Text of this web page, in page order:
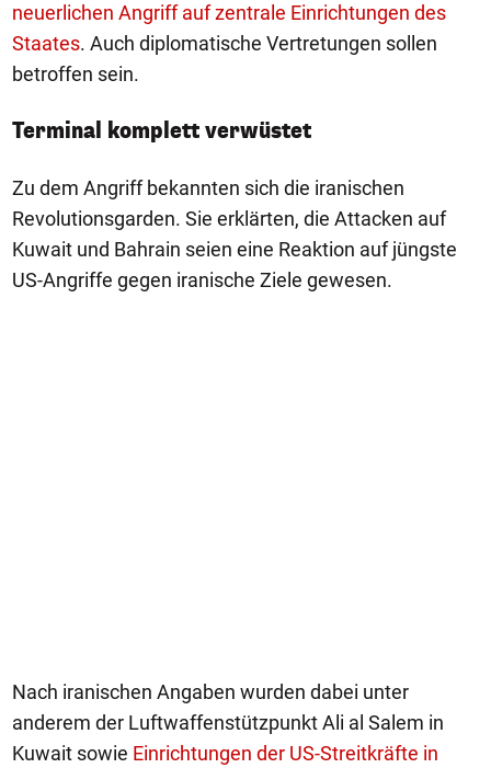
neuerlichen Angriff auf zentrale Einrichtungen des
Staates. Auch diplomatische Vertretungen sollen
betroffen sein.
Terminal komplett verwüstet
Zu dem Angriff bekannten sich die iranischen
Revolutionsgarden. Sie erklärten, die Attacken auf
Kuwait und Bahrain seien eine Reaktion auf jüngste
US-Angriffe gegen iranische Ziele gewesen.
Nach iranischen Angaben wurden dabei unter
anderem der Luftwaffenstützpunkt Ali al Salem in
Kuwait sowie Einrichtungen der US-Streitkräfte in